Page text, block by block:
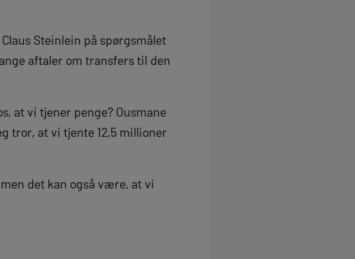
Steinlein på spørgsmålet
aftaler om transfers til den
at vi tjener penge? Ousmane
tror, at vi tjente 12,5 millioner
det kan også være, at vi